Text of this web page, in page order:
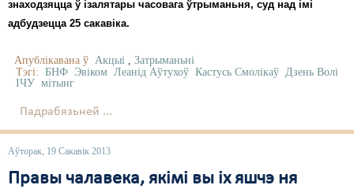
знаходзяцца ў ізалятары часовага ўтрыманьня, суд над імі
адбудзецца 25 сакавіка.
Апублікавана ў Акцыі , Затрыманьні
Тэгі: БНФ Эвіком Леанід Аўтухоў Кастусь Смолікаў Дзень Волі
ІЧУ мітынг
Падрабязьней ...
Аўторак, 19 Сакавік 2013
Правы чалавека, якімі вы іх яшчэ ня
Свабода сумленьня
Сьмяротнае пакараньне
Правы працоўных